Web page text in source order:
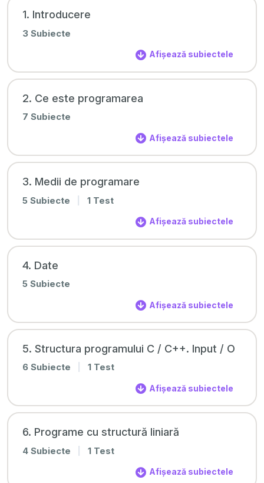
1. Introducere
3 Subiecte
Afișează subiectele
2. Ce este programarea
7 Subiecte
Afișează subiectele
3. Medii de programare
5 Subiecte 1 Test
Afișează subiectele
4. Date
5 Subiecte
Afișează subiectele
5. Structura programului C / C++. Input / O
6 Subiecte 1 Test
Afișează subiectele
6. Programe cu structură liniară
4 Subiecte 1 Test
Afișează subiectele